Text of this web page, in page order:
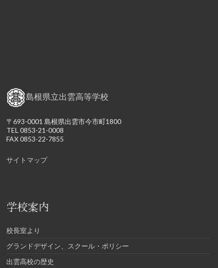
島根県立出雲高等学校
〒693-0001 島根県出雲市今市町1800
TEL 0853-21-0008
FAX 0853-22-7855
サイトマップ
学校案内
校長室より
グランドデザイン、スクール・ポリシー
出雲高校の歴史